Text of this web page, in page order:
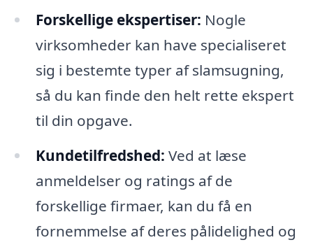
Forskellige ekspertiser: Nogle
virksomheder kan have specialiseret
sig i bestemte typer af slamsugning,
så du kan finde den helt rette ekspert
til din opgave.
Kundetilfredshed: Ved at læse
anmeldelser og ratings af de
forskellige firmaer, kan du få en
fornemmelse af deres pålidelighed og